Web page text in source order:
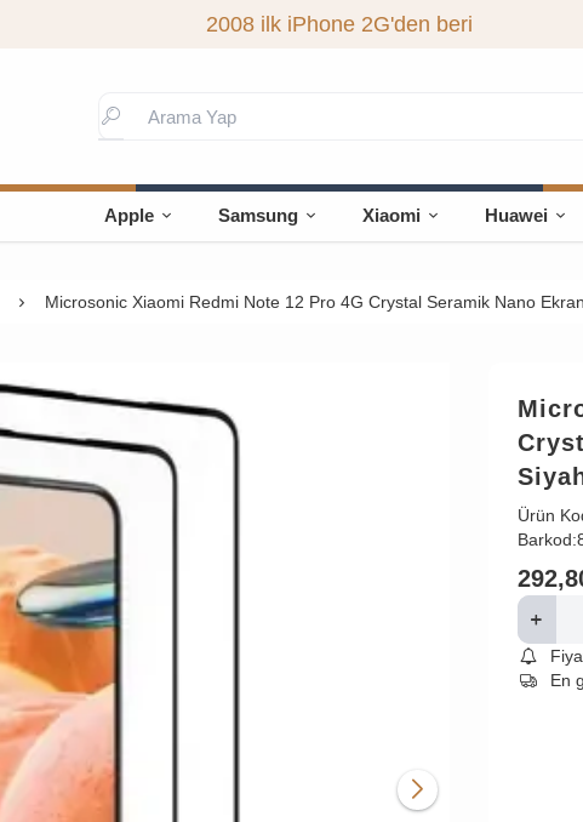
2008 ilk iPhone 2G'den beri
Apple Samsung Xiaomi Huawei
Microsonic Xiaomi Redmi Note 12 Pro 4G Crystal Seramik Nano
Ürün
Barkod:
En